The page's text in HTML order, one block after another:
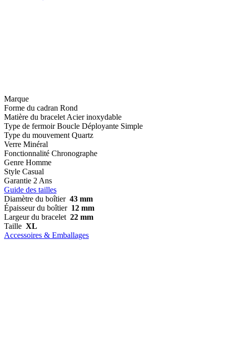
Marque
Forme du cadran Rond
Matière du bracelet Acier inoxydable
Type de fermoir Boucle Déployante Simple
Type du mouvement Quartz
Verre Minéral
Fonctionnalité Chronographe
Genre Homme
Style Casual
Garantie 2 Ans
Guide des tailles
Diamètre du boîtier 43 mm
Épaisseur du boîtier 12 mm
Largeur du bracelet 22 mm
Taille XL
Accessoires & Emballages